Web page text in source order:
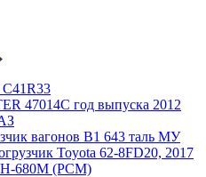
47014C год выпуска 2012
вагонов В1 643 таль МУ
Toyota 62-8FD20, 2017
680М (РСМ)